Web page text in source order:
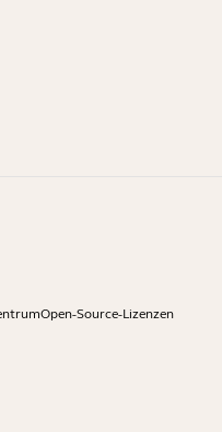
Open-Source-Lizenzen